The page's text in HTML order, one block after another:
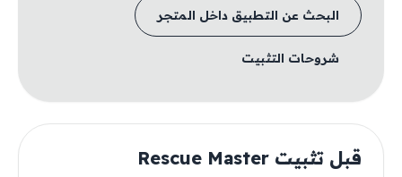
البحث عن التطبيق داخل المتجر
شروحات التثبيت
قبل تثبيت Rescue Master